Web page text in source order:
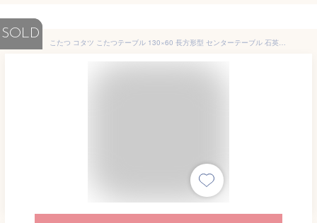
SOLD
こたつ コタツ こたつテーブル 130×60 長方形型 センターテーブル 石英管ヒーター コタツテーブル 継ぎ脚 スリム おしゃれ 全2色 ブラウン/ナチュラル 座椅子 ヘリンボーン 薄型ヒーター コード収納 オールシーズン オフシーズン